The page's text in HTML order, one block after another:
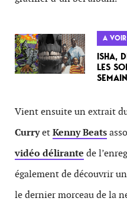
A VOIR
ISHA,
LES
Vient ensuite un extrait
CurryetKenny Beats
vidéo délirante de
également de découvrir
le dernier morceau de la